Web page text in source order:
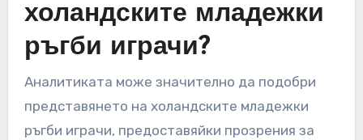
холандските младежки
ръгби играчи?
Аналитиката може значително да подобри
представянето на холандските младежки
ръгби играчи, предоставяйки прозрения за